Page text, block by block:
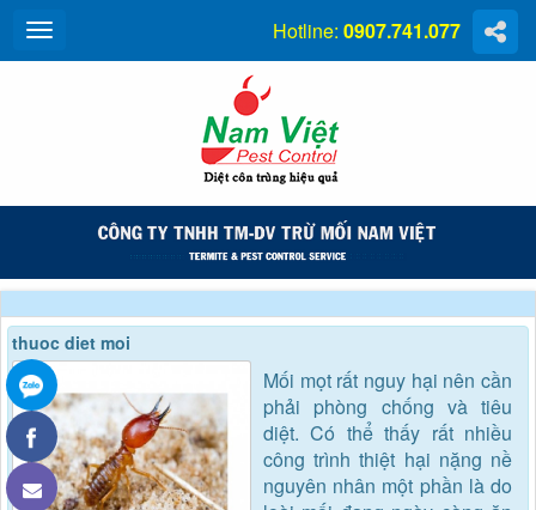
Hotline: 0907.741.077
thuoc diet moi
Mối mọt rất nguy hại nên cần
phải phòng chống và tiêu
diệt. Có thể thấy rất nhiều
công trình thiệt hại nặng nề
nguyên nhân một phần là do